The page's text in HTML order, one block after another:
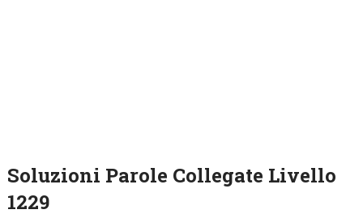
Soluzioni Parole Collegate Livello
1229